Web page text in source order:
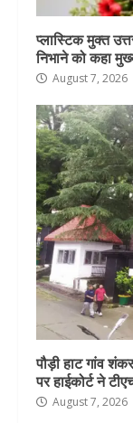
प्लास्टिक मुक्त
निभाने को कहा
August 7, 2026
पौड़ी हाट गांव
पर हाईकोर्ट ने
August 7, 2026